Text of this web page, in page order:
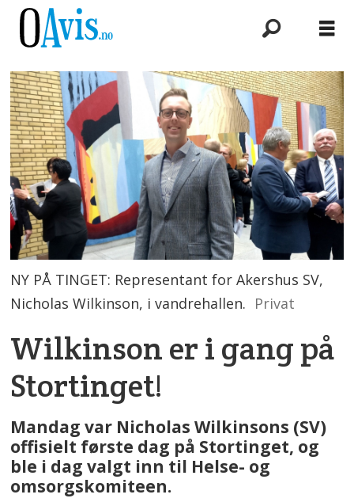
NY PÅ TINGET: Representant for Akershus SV,
Nicholas Wilkinson, i vandrehallen. Privat
Wilkinson er i gang på
Stortinget!
Mandag var Nicholas Wilkinsons (SV)
offisielt første dag på Stortinget, og
ble i dag valgt inn til Helse- og
omsorgskomiteen.